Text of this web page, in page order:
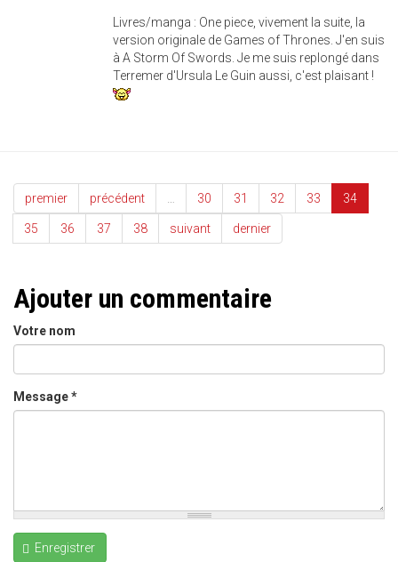
Livres/manga : One piece, vivement la suite, la
version originale de Games of Thrones. J'en suis
à A Storm Of Swords. Je me suis replongé dans
Terremer d'Ursula Le Guin aussi, c'est plaisant !
premier précédent 30 31 32 33 34
35 36 37 38 suivant dernier
Ajouter un commentaire
Votre nom
Message*
Enregistrer